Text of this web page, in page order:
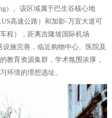
）。该区域属于巴生谷核心地
高速公路）和加影-万宜大道可
程），距离吉隆坡国际机场
设施完善，临近购物中心、医院及
教育资源集群，学术氛围浓厚，
环境的理想选址。